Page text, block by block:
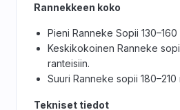
Rannekkeen koko
Pieni Ranneke Sopii 130–160
Keskikokoinen Ranneke sopii
ranteisiin.
Suuri Ranneke sopii 180–210
Tekniset tiedot